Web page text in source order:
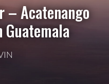
– Acatenango
Guatemala